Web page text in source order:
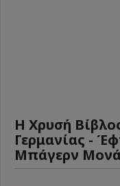
Η Χρυσή
Γερμανίας -
Μπάγερν